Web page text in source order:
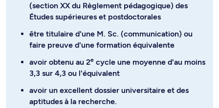
(section XX du Règlement pédagogique) des
Études supérieures et postdoctorales
être titulaire d'une M. Sc. (communication) ou
faire preuve d'une formation équivalente
avoir obtenu au 2e cycle une moyenne d'au moins
3,3 sur 4,3 ou l'équivalent
avoir un excellent dossier universitaire et des
aptitudes à la recherche.